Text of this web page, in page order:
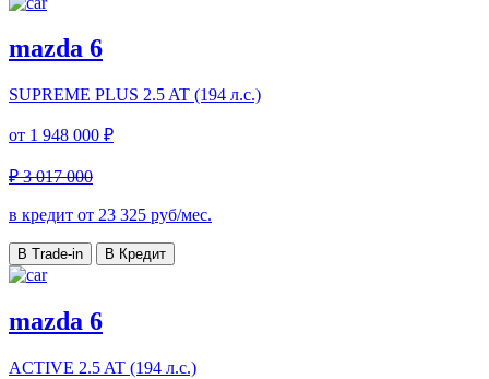
mazda 6
SUPREME PLUS 2.5 AT (194 л.с.)
от 1 948 000 ₽
₽ 3 017 000
в кредит от 23 325 руб/мес.
В Trade-in В Кредит
mazda 6
ACTIVE 2.5 AT (194 л.с.)